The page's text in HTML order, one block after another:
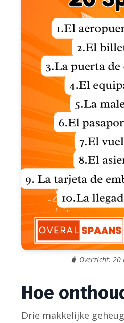
🧳 Overzicht:
Hoe
Drie makkelijke